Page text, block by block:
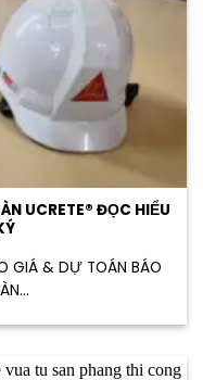
UCRETE® ĐỌC HIỂU
GIÁ & DỰ TOÁN BÁO